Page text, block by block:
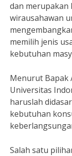
dan merupakan
wirausahawan
memilih jenis
kebutuhan
Menurut Bapak
Universitas
haruslah
kebutuhan
Salah satu